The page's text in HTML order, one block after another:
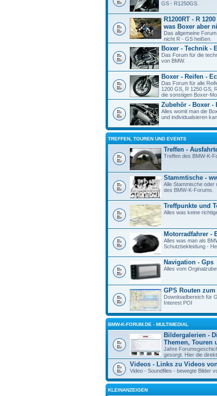
GS - R1250GS.
R1200RT - R
was Boxer aber
Das allgemeine
nicht R - GS heißen.
Boxer - Technik -
Das Forum für die
von BMW.
Boxer - Reifen -
Das Forum für alle
1200 GS, R 1250 GS,
die sonstigen Boxer-
Zubehör - Boxer -
Alles womit man die
und individualsieren
TREFFEN, TOUREN UND EVENTS
Treffen -
Treffen des BMW-K-
Stammtische -
Alle Stammische oder
des BMW-K-Forums.
Treffpunkte und
Alles was keine
Motorradfahrer -
Alles was man als
Schutzbekleidung -
Navigation - Gps
Alles vom
GPS Routen
Downloadbereich für
Interest POI
BMW-K-FORUM.DE - MULTIMEDIAL
Bildergalerien -
Themen, Touren
Jahre
gesorgt. Hier die
Videos - Links zu Videos
Video - Soundfiles - bewegte Bilder
KLEINANZEIGEN